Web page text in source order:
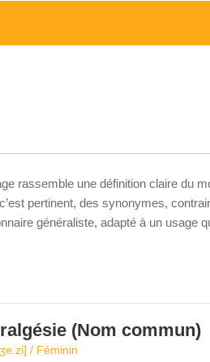
rassemble une définition claire du
pertinent, des synonymes,
généraliste, adapté à un usage
(Nom commun)
/ Féminin